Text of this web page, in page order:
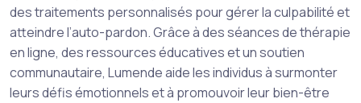
des traitements personnalisés pour gérer la culpabilité et
atteindre l’auto-pardon. Grâce à des séances de thérapie
en ligne, des ressources éducatives et un soutien
communautaire, Lumende aide les individus à surmonter
leurs défis émotionnels et à promouvoir leur bien-être